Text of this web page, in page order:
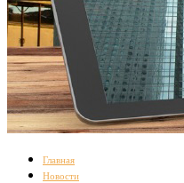
Главная
Новости